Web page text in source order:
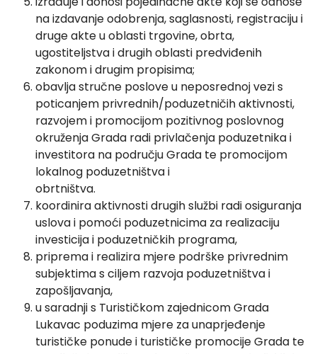
na izdavanje odobrenja, saglasnosti, registraciju i
druge akte u oblasti trgovine, obrta,
ugostiteljstva i drugih oblasti predviđenih
zakonom i drugim propisima;
obavlja stručne poslove u neposrednoj vezi s
poticanjem privrednih/poduzetničih aktivnosti,
razvojem i promocijom pozitivnog poslovnog
okruženja Grada radi privlačenja poduzetnika i
investitora na području Grada te promocijom
lokalnog poduzetništva i
obrtništva.
koordinira aktivnosti drugih službi radi osiguranja
uslova i pomoći poduzetnicima za realizaciju
investicija i poduzetničkih programa,
priprema i realizira mjere podrške privrednim
subjektima s ciljem razvoja poduzetništva i
zapošljavanja,
u saradnji s Turističkom zajednicom Grada
Lukavac poduzima mjere za unaprjeđenje
turističke ponude i turističke promocije Grada te